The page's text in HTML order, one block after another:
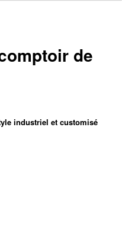
de
industriel et customisé